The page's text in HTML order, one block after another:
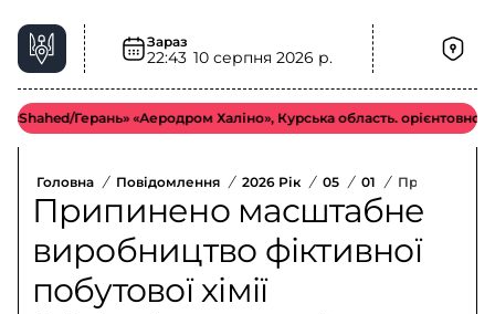
Зараз
22:43 10 серпня 2026 р.
Герань» «Аеродром Халіно», Курська область. орієнтовно у
Головна / Повідомлення / 2026 Рік / 05 / 01 / Припинено
Припинено масштабне
виробництво фіктивної
побутової хімії